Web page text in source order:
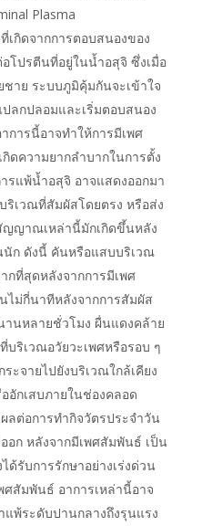
Plasma
เกิดจากการตอบสนองของ
โปรตีนที่อยู่ในน้ำอสุจิ ซึ่งเมื่อ
ชาย ระบบภูมิคุ้มกันจะเข้าใจ
ลกปลอมและเริ่มตอบสนอง
การนี้อาจทำให้การมีเพศ
ดความยากลำบากในการตั้ง
รแพ้น้ำอสุจิ อาจแสดงออกมา
เวณที่สัมผัสโดยตรง หรือส่ง
ญญาณเหล่านี้มักเกิดขึ้นหลัง
ก ดังนี้ คันหรือแสบบริเวณ
กที่สุดหลังจากการมีเพศ
ไม่กี่นาทีหลังจากการสัมผัส
านหลายชั่วโมง ผื่นแดงคล้าย
ริเวณอวัยวะเพศหรือรอบ ๆ
ะจายไปยังบริเวณใกล้เคียง
อักเสบภายในช่องคลอด
ลต่อการทำกิจวัตรประจำวัน
อก หลังจากมีเพศสัมพันธ์ เป็น
ด้รับการรักษาอย่างเร่งด่วน
ศสัมพันธ์ อาการเหล่านี้อาจ
พ้ระดับปานกลางถึงรุนแรง